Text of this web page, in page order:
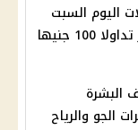
اليوم السبت
البشرة
الجو والرياح